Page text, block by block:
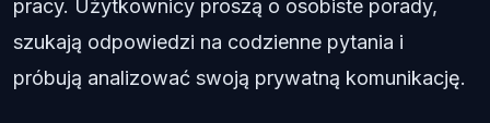
pracy. Użytkownicy proszą o osobiste porady,
szukają odpowiedzi na codzienne pytania i
próbują analizować swoją prywatną komunikację.